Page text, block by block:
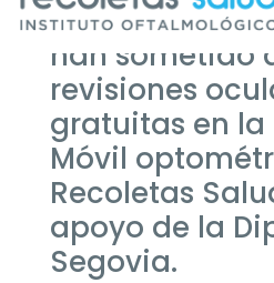
Más de 700
han sometido
revisiones
gratuitas en la
Móvil
Recoletas
apoyo de la
Segovia.